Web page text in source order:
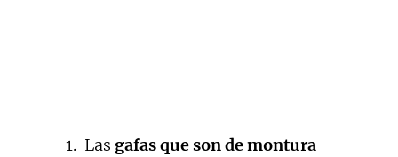
Las gafas que son de montura